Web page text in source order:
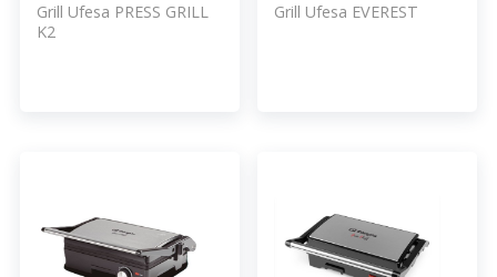
Grill Ufesa PRESS GRILL
K2
Grill Ufesa EVEREST